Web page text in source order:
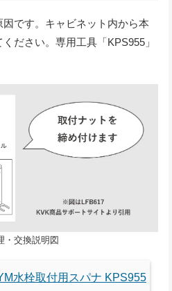
です。キャビネット内から本
ださい。専用工具「KPS955」
・交換説明図
水栓取付用スパナ KPS955